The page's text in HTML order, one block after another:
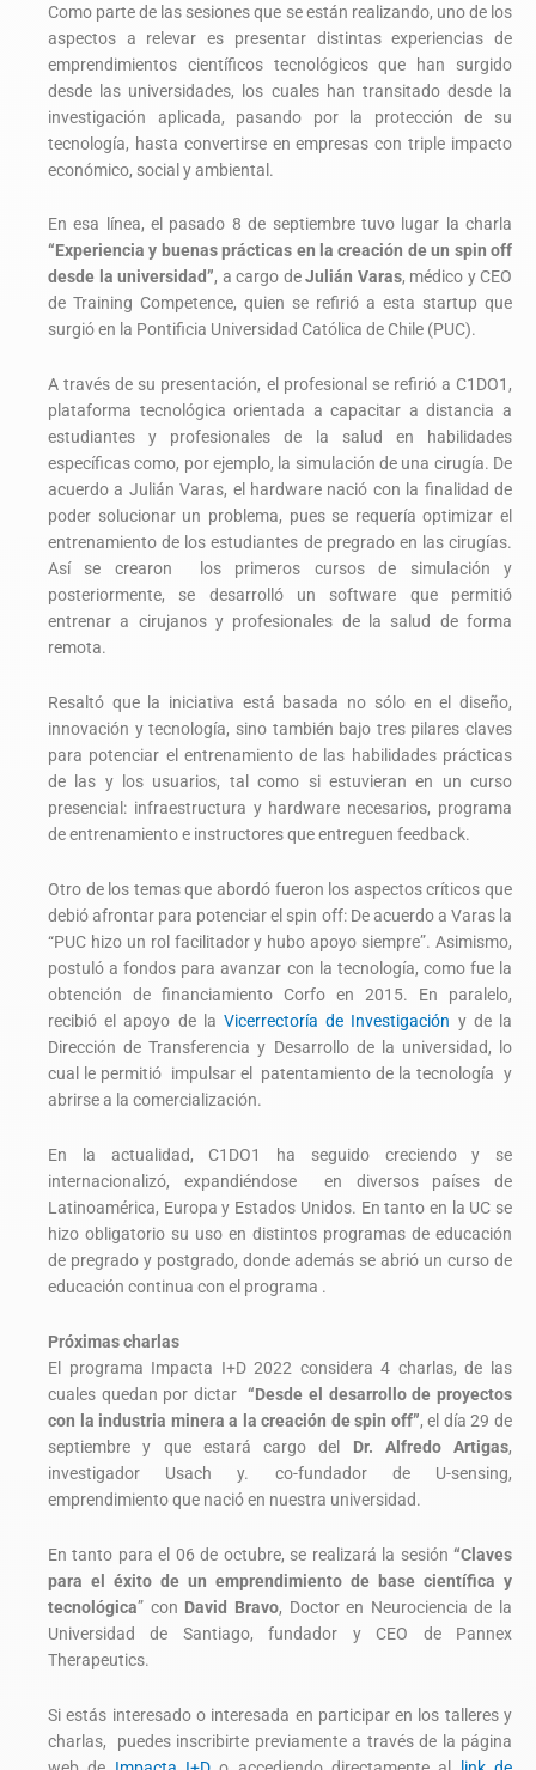
Como parte de las sesiones que se están realizando, uno de los
aspectos a relevar es presentar distintas experiencias de
emprendimientos científicos tecnológicos que han surgido
desde las universidades, los cuales han transitado desde la
investigación aplicada, pasando por la protección de su
tecnología, hasta convertirse en empresas con triple impacto
económico, social y ambiental.
En esa línea, el pasado 8 de septiembre tuvo lugar la charla
“Experiencia y buenas prácticas en la creación de un spin off
desde la universidad”, a cargo deJulián Varas, médico y CEO
de Training Competence, quien se refirió a esta startup que
surgió en la Pontificia Universidad Católica de Chile (PUC).
A través de su presentación, el profesional se refirió a C1DO1,
plataforma tecnológica orientada a capacitar a distancia a
estudiantes y profesionales de la salud en habilidades
específicas como, por ejemplo, la simulación de una cirugía. De
acuerdo a Julián Varas, el hardware nació con la finalidad de
poder solucionar un problema, pues se requería optimizar el
entrenamiento de los estudiantes de pregrado en las cirugías.
Así se crearon los primeros cursos de simulación y
posteriormente, se desarrolló un software que permitió
entrenar a cirujanos y profesionales de la salud de forma
remota.
Resaltó que la iniciativa está basada no sólo en el diseño,
innovación y tecnología, sino también bajo tres pilares claves
para potenciar el entrenamiento de las habilidades prácticas
de las y los usuarios, tal como si estuvieran en un curso
presencial: infraestructura y hardware necesarios, programa
de entrenamiento e instructores que entreguen feedback.
Otro de los temas que abordó fueron los aspectos críticos que
debió afrontar para potenciar el spin off: De acuerdo a Varas la
“PUC hizo un rol facilitador y hubo apoyo siempre”. Asimismo,
postuló a fondos para avanzar con la tecnología, como fue la
obtención de financiamiento Corfo en 2015. En paralelo,
recibió el apoyo de la Vicerrectoría de Investigación y de la
Dirección de Transferencia y Desarrollo de la universidad, lo
cual le permitió impulsar el patentamiento de la tecnología y
abrirse a la comercialización.
En la actualidad, C1DO1 ha seguido creciendo y se
internacionalizó, expandiéndose en diversos países de
Latinoamérica, Europa y Estados Unidos. En tanto en la UC se
hizo obligatorio su uso en distintos programas de educación
de pregrado y postgrado, donde además se abrió un curso de
educación continua con el programa .
Próximas charlas
El programa Impacta I+D 2022 considera 4 charlas, de las
cuales quedan por dictar“Desde el desarrollo de proyectos
con la industria minera a la creación de spin off”, el día 29 de
septiembre y que estará cargo del Dr. Alfredo Artigas,
investigador Usach y. co-fundador de U-sensing,
emprendimiento que nació en nuestra universidad.
En tanto para el 06 de octubre, se realizará la sesión “Claves
para el éxito de un emprendimiento de base científica y
tecnológica” con David Bravo, Doctor en Neurociencia de la
Universidad de Santiago, fundador y CEO de Pannex
Therapeutics.
Si estás interesado o interesada en participar en los talleres y
charlas, puedes inscribirte previamente a través de la página